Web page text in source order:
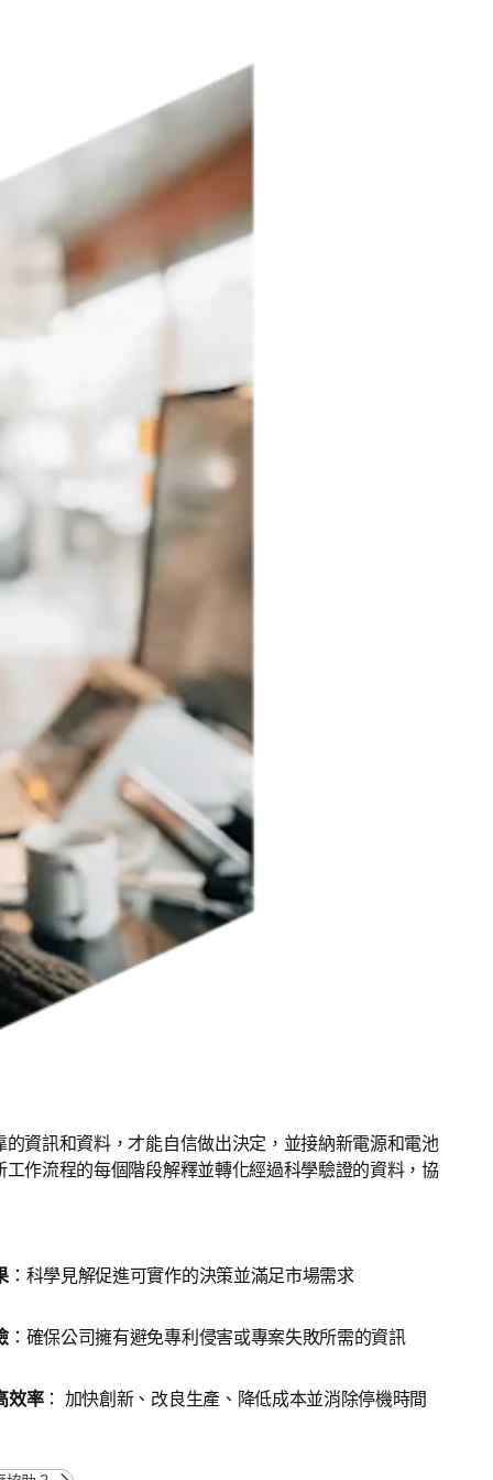
的資訊和資料，才能自信做出決定，並接納新電源和電池
工作流程的每個階段解釋並轉化經過科學驗證的資料，協
：科學見解促進可實作的決策並滿足市場需求
：確保公司擁有避免專利侵害或專案失敗所需的資訊
效率： 加快創新、改良生產、降低成本並消除停機時間